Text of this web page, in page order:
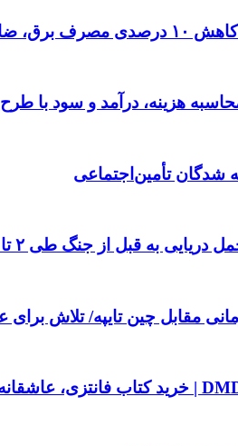
شبکه است
هزینه، درآمد و سود با
به قبل از جنگ طی ۲ تا ۳ ماه آینده
مقابل چین تایپه/ تلاش برای